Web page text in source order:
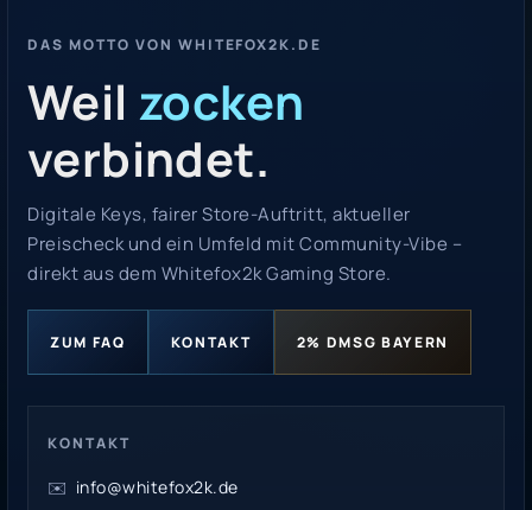
DAS MOTTO VON WHITEFOX2K.DE
Weil zocken
verbindet.
Digitale Keys, fairer Store-Auftritt, aktueller
Preischeck und ein Umfeld mit Community-Vibe –
direkt aus dem Whitefox2k Gaming Store.
ZUM FAQ KONTAKT 2% DMSG BAYERN
KONTAKT
✉️ info@whitefox2k.de